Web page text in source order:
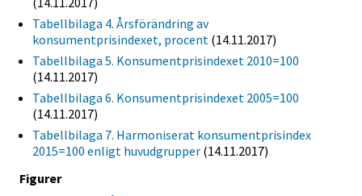
Tabellbilaga 4. Årsförändring av
konsumentprisindexet, procent (14.11.2017)
Tabellbilaga 5. Konsumentprisindexet 2010=100
(14.11.2017)
Tabellbilaga 6. Konsumentprisindexet 2005=100
(14.11.2017)
Tabellbilaga 7. Harmoniserat konsumentprisindex
2015=100 enligt huvudgrupper (14.11.2017)
Figurer